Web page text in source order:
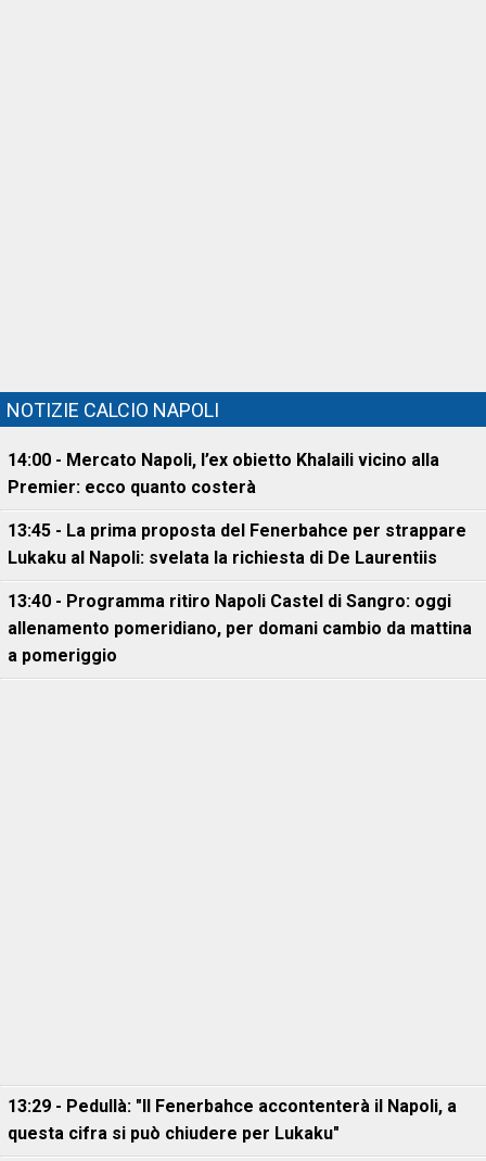
NOTIZIE CALCIO NAPOLI
14:00 - Mercato Napoli, l’ex obietto Khalaili vicino alla
Premier: ecco quanto costerà
13:45 - La prima proposta del Fenerbahce per strappare
Lukaku al Napoli: svelata la richiesta di De Laurentiis
13:40 - Programma ritiro Napoli Castel di Sangro: oggi
allenamento pomeridiano, per domani cambio da mattina
a pomeriggio
13:29 - Pedullà: "Il Fenerbahce accontenterà il Napoli, a
questa cifra si può chiudere per Lukaku"